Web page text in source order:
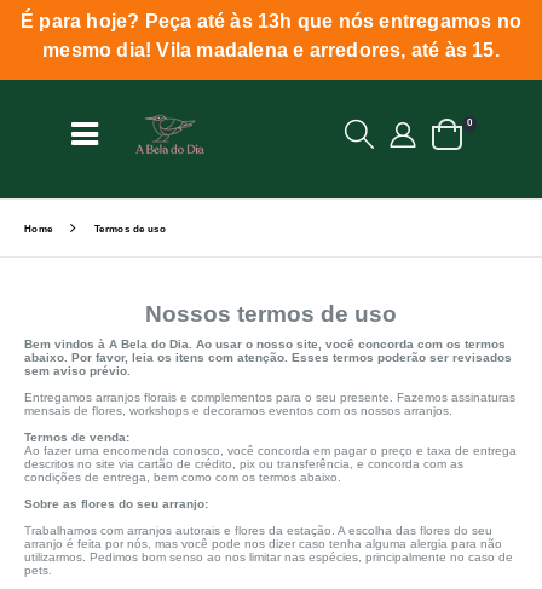
É para hoje? Peça até às 13h que nós entregamos no
mesmo dia! Vila madalena e arredores, até às 15.
0
Home Termos de uso
Nossos termos de uso
Bem vindos à A Bela do Dia. Ao usar o nosso site, você concorda com os termos
abaixo. Por favor, leia os itens com atenção. Esses termos poderão ser revisados
sem aviso prévio.
Entregamos arranjos florais e complementos para o seu presente. Fazemos assinaturas
mensais de flores, workshops e decoramos eventos com os nossos arranjos.
Termos de venda:
Ao fazer uma encomenda conosco, você concorda em pagar o preço e taxa de entrega
descritos no site via cartão de crédito, pix ou transferência, e concorda com as
condições de entrega, bem como com os termos abaixo.
Sobre as flores do seu arranjo:
Trabalhamos com arranjos autorais e flores da estação. A escolha das flores do seu
arranjo é feita por nós, mas você pode nos dizer caso tenha alguma alergia para não
utilizarmos. Pedimos bom senso ao nos limitar nas espécies, principalmente no caso de
pets.